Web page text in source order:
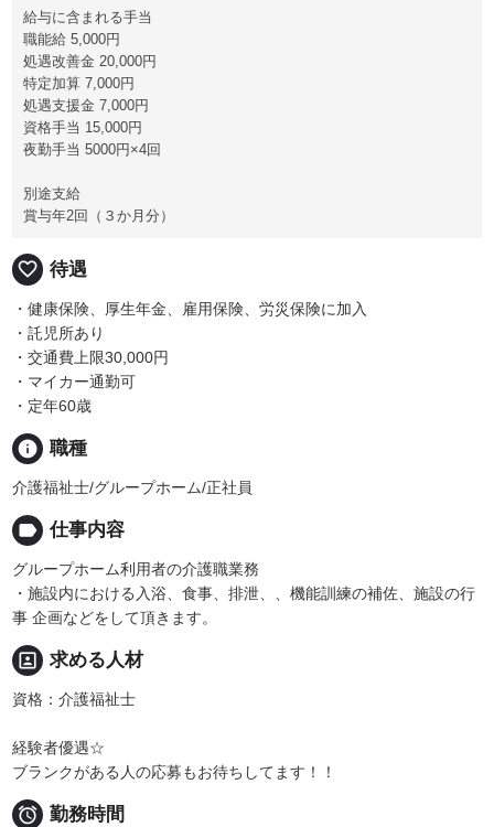
給与に含まれる手当
職能給 5,000円
処遇改善金 20,000円
特定加算 7,000円
処遇支援金 7,000円
資格手当 15,000円
夜勤手当 5000円×4回
別途支給
賞与年2回（３か月分）
favorite_border 待遇
・健康保険、厚生年金、雇用保険、労災保険に加入
・託児所あり
・交通費上限30,000円
・マイカー通勤可
・定年60歳
info 職種
介護福祉士/グループホーム/正社員
label 仕事内容
グループホーム利用者の介護職業務
・施設内における入浴、食事、排泄、、機能訓練の補佐、施設の行
事 企画などをして頂きます。
portrait 求める人材
資格：介護福祉士
経験者優遇☆
ブランクがある人の応募もお待ちしてます！！
 勤務時間